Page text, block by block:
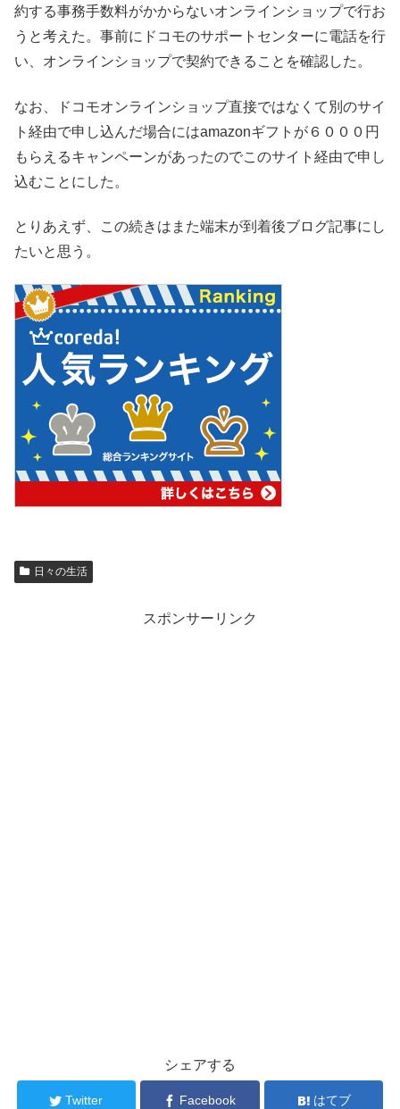
約する事務手数料がかからないオンラインショップで行お
うと考えた。事前にドコモのサポートセンターに電話を行
い、オンラインショップで契約できることを確認した。
なお、ドコモオンラインショップ直接ではなくて別のサイ
ト経由で申し込んだ場合にはamazonギフトが６０００円
もらえるキャンペーンがあったのでこのサイト経由で申し
込むことにした。
とりあえず、この続きはまた端末が到着後ブログ記事にし
たいと思う。
日々の生活
スポンサーリンク
シェアする
Twitter Facebook はてブ